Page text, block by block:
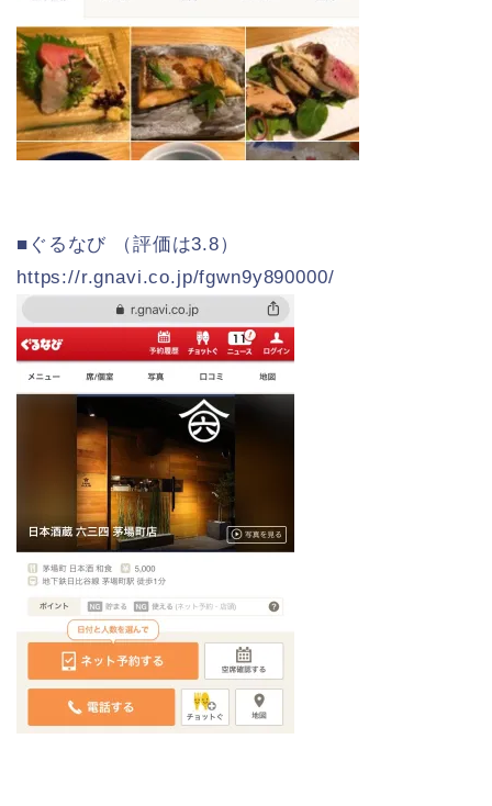
■ぐるなび （評価は3.8）
https://r.gnavi.co.jp/fgwn9y890000/